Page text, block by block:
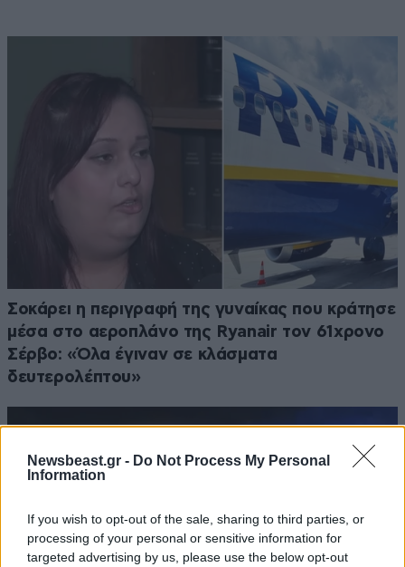
Newsbeast.gr - Do Not Process My Personal
Information
If you wish to opt-out of the sale, sharing to third parties, or
processing of your personal or sensitive information for
targeted advertising by us, please use the below opt-out
Σοκάρει η περιγραφή της γυναίκας που κράτησε
μέσα στο αεροπλάνο της Ryanair τον 61χρονο
Σέρβο: «Όλα έγιναν σε κλάσματα
δευτερολέπτου»